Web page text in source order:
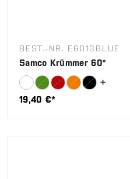
BEST.-NR. E6013BLUE
Samco Krümmer 60°
19,40 €*